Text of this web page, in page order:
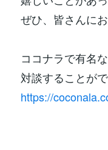
ぜひ、皆さんに
ココナラで有名
対談することが
https://